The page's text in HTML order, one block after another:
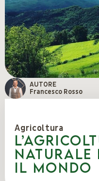
AUTORE
Francesco Rosso
Agricoltura
naturale
il mondo